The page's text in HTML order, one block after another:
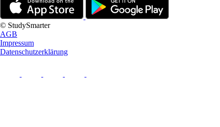
© StudySmarter
AGB
Impressum
Datenschutzerklärung